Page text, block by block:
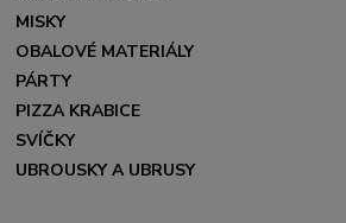
MISKY
OBALOVÉ MATERIÁLY
PÁRTY
PIZZA KRABICE
SVÍČKY
UBROUSKY A UBRUSY